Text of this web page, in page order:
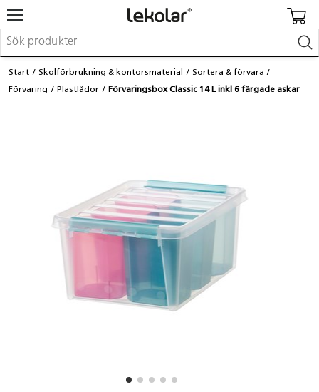
Möbler & inredning
Lekplatsutrustning & utemiljö
Logga in / Registrera dig
Hitta din säljare
Start Skolförbrukning & kontorsmaterial
Sortera & förvara
Förvaring
Plastlådor Förvaringsbox Classic 14 L inkl 6 färgade askar